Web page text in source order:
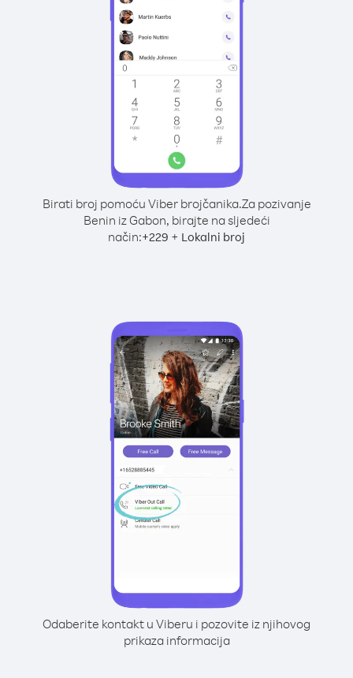
Birati broj pomoću Viber brojčanika.Za pozivanje
Benin iz Gabon, birajte na sljedeći
način:+229 + Lokalni broj
Odaberite kontakt u Viberu i pozovite iz njihovog
prikaza informacija